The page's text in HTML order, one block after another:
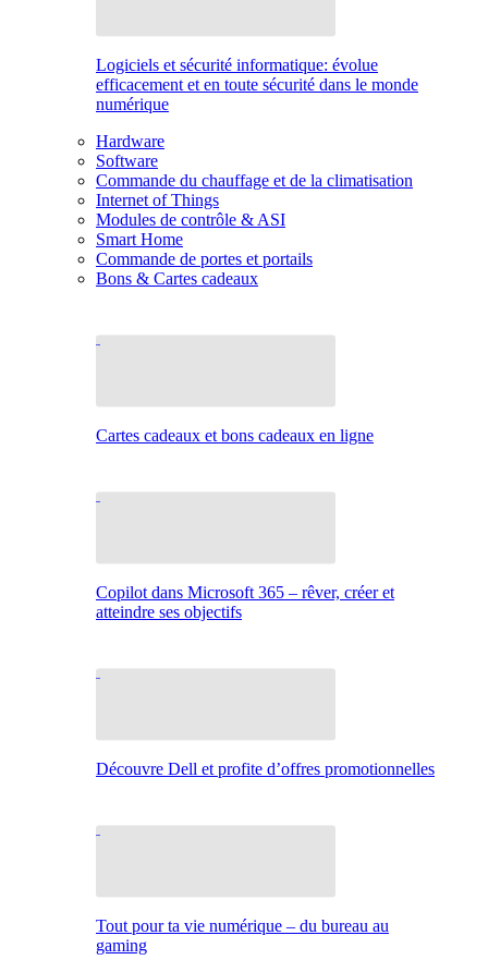
Logiciels et sécurité informatique: évolue
efficacement et en toute sécurité dans le monde
numérique
Hardware
Software
Commande du chauffage et de la climatisation
Internet of Things
Modules de contrôle & ASI
Smart Home
Commande de portes et portails
Bons & Cartes cadeaux
Cartes cadeaux et bons cadeaux en ligne
Copilot dans Microsoft 365 – rêver, créer et
atteindre ses objectifs
Découvre Dell et profite d’offres promotionnelles
Tout pour ta vie numérique – du bureau au
gaming